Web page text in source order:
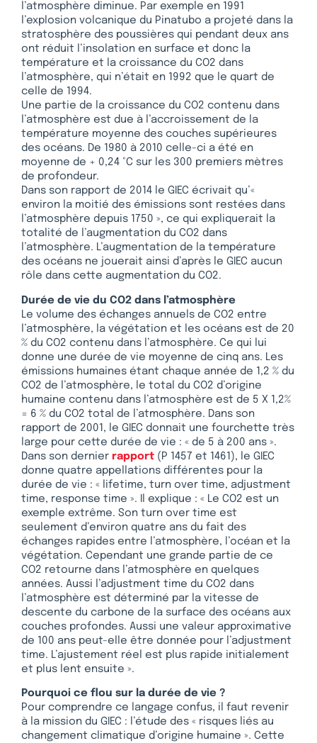
l’atmosphère diminue. Par exemple en 1991
l’explosion volcanique du Pinatubo a projeté dans la
stratosphère des poussières qui pendant deux ans
ont réduit l’insolation en surface et donc la
température et la croissance du CO2 dans
l’atmosphère, qui n’était en 1992 que le quart de
celle de 1994.
Une partie de la croissance du CO2 contenu dans
l’atmosphère est due à l’accroissement de la
température moyenne des couches supérieures
des océans. De 1980 à 2010 celle-ci a été en
moyenne de + 0,24 °C sur les 300 premiers mètres
de profondeur.
Dans son rapport de 2014 le GIEC écrivait qu’«
environ la moitié des émissions sont restées dans
l’atmosphère depuis 1750 », ce qui expliquerait la
totalité de l’augmentation du CO2 dans
l’atmosphère. L’augmentation de la température
des océans ne jouerait ainsi d’après le GIEC aucun
rôle dans cette augmentation du CO2.
Durée de vie du CO2 dans l’atmosphère
Le volume des échanges annuels de CO2 entre
l’atmosphère, la végétation et les océans est de 20
% du CO2 contenu dans l’atmosphère. Ce qui lui
donne une durée de vie moyenne de cinq ans. Les
émissions humaines étant chaque année de 1,2 % du
CO2 de l’atmosphère, le total du CO2 d’origine
humaine contenu dans l’atmosphère est de 5 X 1,2%
= 6 % du CO2 total de l’atmosphère. Dans son
rapport de 2001, le GIEC donnait une fourchette très
large pour cette durée de vie : « de 5 à 200 ans ».
Dans son dernier rapport (P 1457 et 1461), le GIEC
donne quatre appellations différentes pour la
durée de vie : « lifetime, turn over time, adjustment
time, response time ». Il explique : « Le CO2 est un
exemple extrême. Son turn over time est
seulement d’environ quatre ans du fait des
échanges rapides entre l’atmosphère, l’océan et la
végétation. Cependant une grande partie de ce
CO2 retourne dans l’atmosphère en quelques
années. Aussi l’adjustment time du CO2 dans
l’atmosphère est déterminé par la vitesse de
descente du carbone de la surface des océans aux
couches profondes. Aussi une valeur approximative
de 100 ans peut-elle être donnée pour l’adjustment
time. L’ajustement réel est plus rapide initialement
et plus lent ensuite ».
Pourquoi ce flou sur la durée de vie ?
Pour comprendre ce langage confus, il faut revenir
à la mission du GIEC : l’étude des « risques liés au
changement climatique d’origine humaine ». Cette